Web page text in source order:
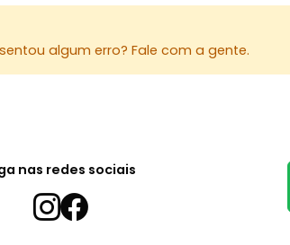
algum erro? Fale com a gente.
nas redes sociais